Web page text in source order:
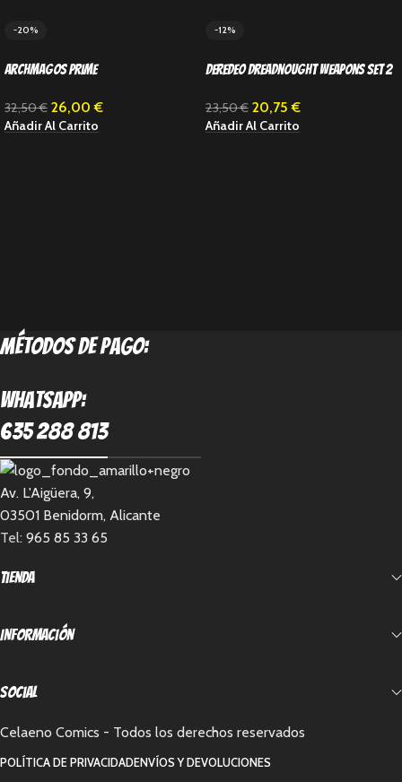
-20%
Archmagos Prime
32,50€ 26,00€
Añadir Al Carrito
-12%
Deredeo Dreadnought Weapons Set 2
23,50€ 20,75€
Añadir Al Carrito
métodos de pago:
Whatsapp:
635 288 813
Av. L'Aigüera, 9,
03501 Benidorm, Alicante
Tel: 965 85 33 65
Tienda
Información
Social
Celaeno Comics - Todos los derechos reservados
POLÍTICA DE PRIVACIDADENVÍOS Y DEVOLUCIONES